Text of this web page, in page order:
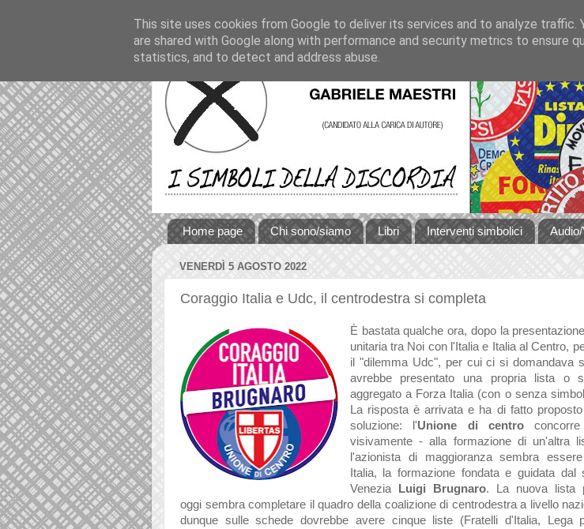
Home page Chi sono/siamo Libri Interventi simbolici
VENERDÌ 5 AGOSTO 2022
Coraggio Italia e Udc, il centrodestra si completa
È bastata qualche ora, dopo la
unitaria tra Noi con l'Italia e Italia al Centro,
il "dilemma Udc", per cui ci si domandava
avrebbe presentato una propria lista o
aggregato a Forza Italia (con o senza
La risposta è arrivata e ha di fatto
soluzione: l'Unione di centro
visivamente - alla formazione di un'altra
l'azionista di maggioranza sembra
Italia, la formazione fondata e guidata dal
Venezia
Luigi Brugnaro. La nuova lista
oggi sembra completare il quadro della coalizione di centrodestra a livello
dunque sulle schede dovrebbe avere cinque liste (Fratelli d'Italia, Lega
This site uses cookies from Google to deliver its services and to analyze traffic.
are shared with Google along with performance and security metrics to ensure
statistics, and to detect and address abuse.